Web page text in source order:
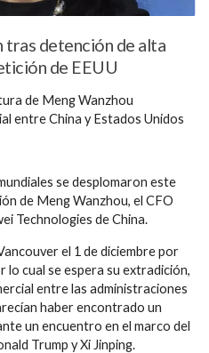
tras detención de alta
de EEUU
de Meng Wanzhou
entre China y Estados Unidos
se desplomaron este
de Meng Wanzhou, el CFO
Technologies de China.
el 1 de diciembre por
lo cual se espera su extradición,
entre las administraciones
haber encontrado un
un encuentro en el marco del
Trump y Xi Jinping.